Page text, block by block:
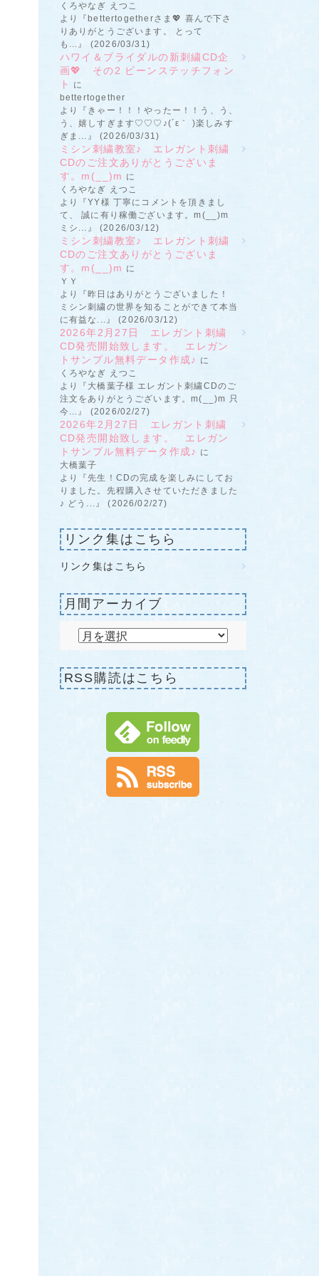
くろやなぎ えつこ
より『bettertogetherさま💖 喜んで下さ
りありがとうございます。 とって
も...』 (2026/03/31)
ハワイ＆ブライダルの新刺繍CD企
画💖 その2 ビーンステッチフォン
ト
に
bettertogether
より『きゃー！！！やったー！！う、う、
う、嬉しすぎます♡♡♡♪(´ε｀ )楽しみす
ぎま...』 (2026/03/31)
ミシン刺繍教室♪ エレガント刺繍
CDのご注文ありがとうございま
す。m(__)m に
くろやなぎ えつこ
より『YY様 丁寧にコメントを頂きまし
て、 誠に有り稼働ございます。m(__)m
ミシ...』 (2026/03/12)
ミシン刺繍教室♪ エレガント刺繍
CDのご注文ありがとうございま
す。m(__)m に
ＹＹ
より『昨日はありがとうございました！
ミシン刺繍の世界を知ることができて本当
に有益な...』 (2026/03/12)
2026年2月27日 エレガント刺繍
CD発売開始致します。 エレガン
トサンプル無料データ作成♪ に
くろやなぎ えつこ
より『大橋葉子様 エレガント刺繍CDのご
注文をありがとうございます。m(__)m 只
今...』 (2026/02/27)
2026年2月27日 エレガント刺繍
CD発売開始致します。 エレガン
トサンプル無料データ作成♪ に
大橋葉子
より『先生！CDの完成を楽しみにしてお
りました。先程購入させていただきました
♪ どう...』 (2026/02/27)
リンク集はこちら
リンク集はこちら
月間アーカイブ
RSS購読はこちら